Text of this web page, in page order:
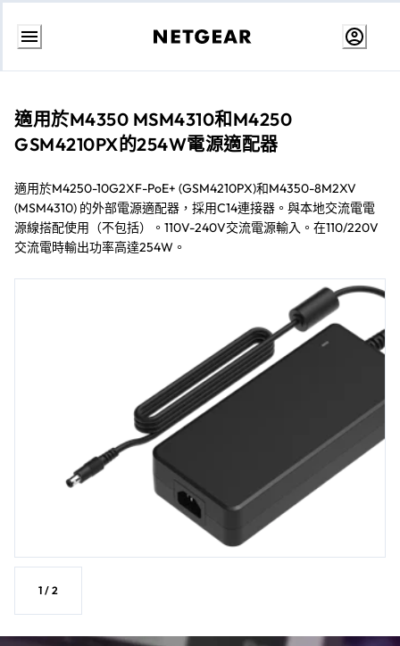
跳
適用於M4350 MSM4310和M4250
GSM4210PX的254W電源適配器
適用於M4250-10G2XF-PoE+ (GSM4210PX)和M4350-8M2XV
(MSM4310) 的外部電源適配器，採用C14連接器。與本地交流電電
源線搭配使用（不包括）。110V-240V交流電源輸入。在110/220V
交流電時輸出功率高達254W。
1 / 2